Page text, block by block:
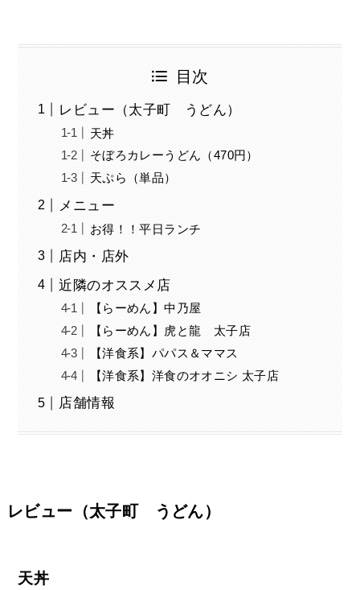
目次
レビュー（太子町 うどん）
天丼
そぼろカレーうどん（470円）
天ぷら（単品）
メニュー
お得！！平日ランチ
店内・店外
近隣のオススメ店
【らーめん】中乃屋
【らーめん】虎と龍 太子店
【洋食系】パパス＆ママス
【洋食系】洋食のオオニシ 太子店
店舗情報
レビュー（太子町 うどん）
天丼